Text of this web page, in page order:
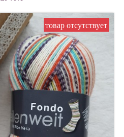
товар отсутствует